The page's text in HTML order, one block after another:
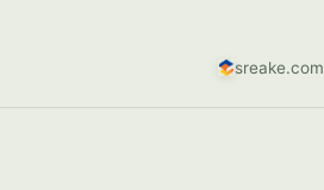
sreake.com